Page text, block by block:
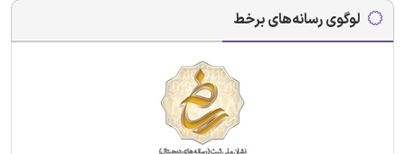
لوگوی رسانه‌های برخط